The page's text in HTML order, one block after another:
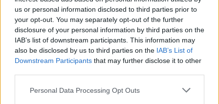
us or personal information disclosed to third parties prior to
your opt-out. You may separately opt-out of the further
disclosure of your personal information by third parties on the
IAB’s list of downstream participants. This information may
also be disclosed by us to third parties on the IAB’s List of
Downstream Participants that may further disclose it to other
Please note that this website/app uses one or more Google
Personal Data Processing Opt Outs